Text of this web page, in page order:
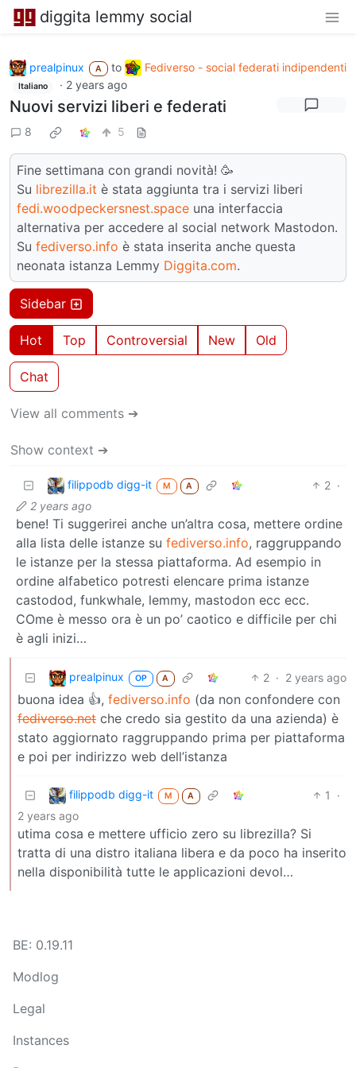
diggita lemmy social
prealpinux A to Fediverso - social federati indipendenti
Italiano · 2 years ago
Nuovi servizi liberi e federati
8 5
Fine settimana con grandi novità! 🥳
Su librezilla.it è stata aggiunta tra i servizi liberi
fedi.woodpeckersnest.space una interfaccia
alternativa per accedere al social network Mastodon.
Su fediverso.info è stata inserita anche questa
neonata istanza Lemmy Diggita.com.
Sidebar
Hot Top Controversial New Old
Chat
View all comments ➔
Show context ➔
filippodb digg-it M A 2 ·
2 years ago
bene! Ti suggerirei anche un’altra cosa, mettere ordine
alla lista delle istanze su fediverso.info, raggruppando
le istanze per la stessa piattaforma. Ad esempio in
ordine alfabetico potresti elencare prima istanze
castodod, funkwhale, lemmy, mastodon ecc ecc.
COme è messo ora è un po’ caotico e difficile per chi
è agli inizi…
prealpinux OP A 2 · 2 years ago
buona idea 👍, fediverso.info (da non confondere con
fediverso.net che credo sia gestito da una azienda) è
stato aggiornato raggruppando prima per piattaforma
e poi per indirizzo web dell’istanza
filippodb digg-it M A 1
·
2 years ago
utima cosa e mettere ufficio zero su librezilla? Si
tratta di una distro italiana libera e da poco ha inserito
nella disponibilità tutte le applicazioni devol…
BE: 0.19.11
Modlog
Legal
Instances